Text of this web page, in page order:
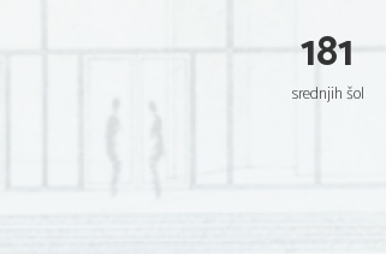
181
srednjih šol